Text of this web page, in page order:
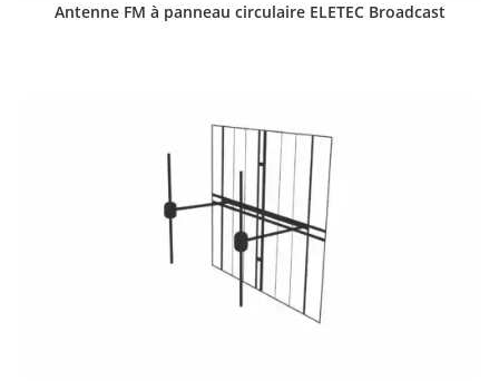
Antenne FM à panneau circulaire ELETEC Broadcast